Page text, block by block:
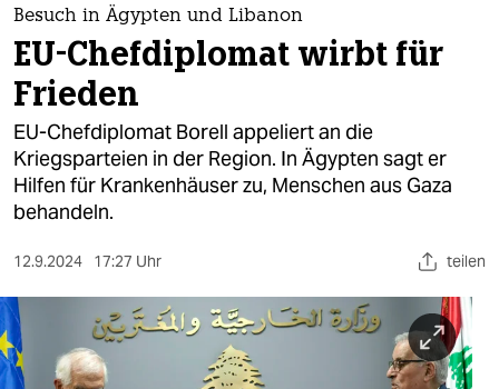
themen
politik
öko
gesellschaft
kultur
sport
berlin
nord
Besuch in Ägypten und Libanon
EU-Chefdiplomat wirbt für
Frieden
EU-Chefdiplomat Borell appeliert an die
Kriegsparteien in der Region. In Ägypten sagt er
Hilfen für Krankenhäuser zu, Menschen aus Gaza
behandeln.
12.9.2024 17:27 Uhr teilen